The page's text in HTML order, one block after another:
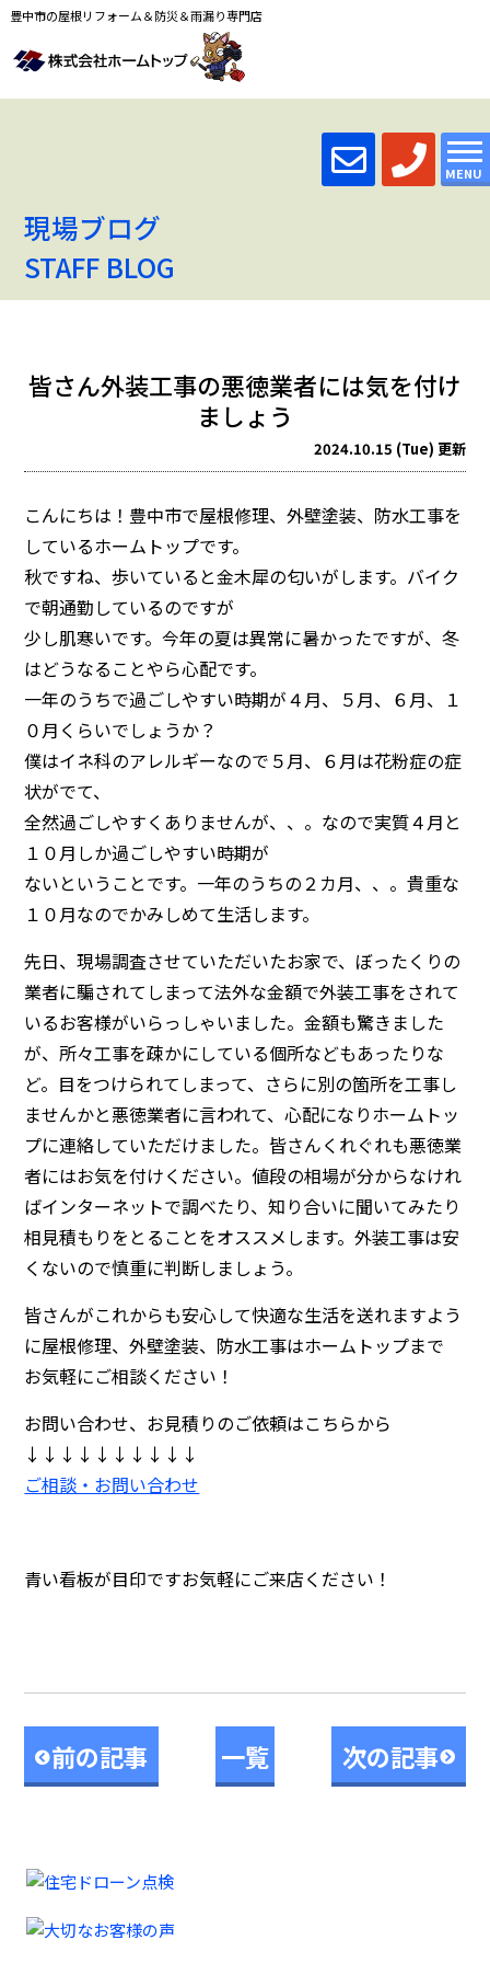
豊中市の屋根リフォーム＆防災＆雨漏り専門店
MENU
現場ブログ
STAFF BLOG
皆さん外装工事の悪徳業者には気を付け
ましょう
2024.10.15 (Tue) 更新
こんにちは！ 豊中市で屋根修理、外壁塗装、防水工事を
しているホームトップです。
秋ですね、歩いていると金木犀の匂いがします。バイク
で朝通勤しているのですが
少し肌寒いです。今年の夏は異常に暑かったですが、冬
はどうなることやら心配です。
一年のうちで過ごしやすい時期が４月、５月、６月、１
０月くらいでしょうか？
僕はイネ科のアレルギーなので５月、６月は花粉症の症
状がでて、
全然過ごしやすくありませんが、、。なので実質４月と
１０月しか過ごしやすい時期が
ないということです。一年のうちの２カ月、、。貴重な
１０月なのでかみしめて生活します。
先日、現場調査させていただいたお家で、ぼったくりの
業者に騙されてしまって法外な金額で外装工事をされて
いるお客様がいらっしゃいました。金額も驚きました
が、所々工事を疎かにしている個所などもあったりな
ど。目をつけられてしまって、さらに別の箇所を工事し
ませんかと悪徳業者に言われて、心配になりホームトッ
プに連絡していただけました。皆さんくれぐれも悪徳業
者にはお気を付けください。値段の相場が分からなけれ
ばインターネットで調べたり、知り合いに聞いてみたり
相見積もりをとることをオススメします。外装工事は安
くないので慎重に判断しましょう。
皆さんがこれからも安心して快適な生活を送れますよう
に屋根修理、外壁塗装、防水工事はホームトップまで
お気軽にご相談ください！
お問い合わせ、お見積りのご依頼はこちらから
↓↓↓↓↓↓↓↓↓↓
ご相談・お問い合わせ
青い看板が目印ですお気軽にご来店ください！
前の記事 一覧 次の記事